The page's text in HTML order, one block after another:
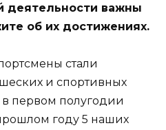
деятельности важны
об их достижениях.
стали
и спортивных
в первом полугодии
году 5 наших